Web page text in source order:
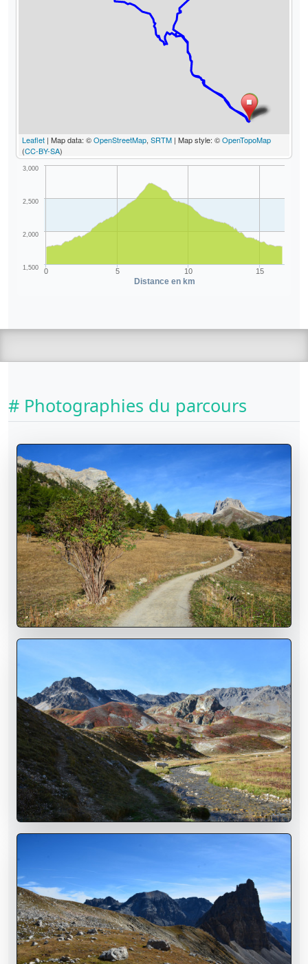
Leaflet | Map data: ©OpenStreetMap, SRTM | Map style: ©OpenTopoMap
(CC-BY-SA)
Distance en km
0 5 10 15
1,500
2,000
2,500
3,000
# Photographies du parcours